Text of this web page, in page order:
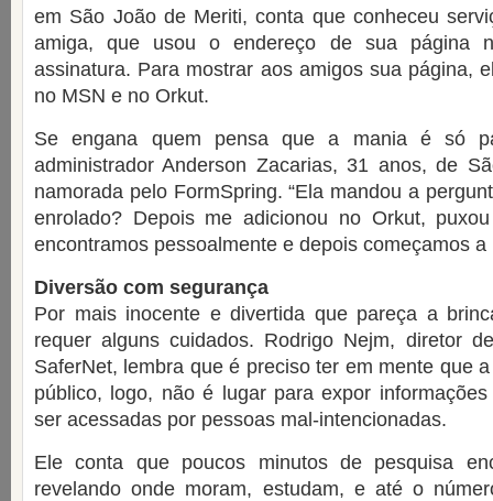
em São João de Meriti, conta que conheceu
amiga, que usou o endereço de sua página
assinatura. Para mostrar aos amigos sua página,
no MSN e no Orkut.
Se engana quem pensa que a mania é só
administrador Anderson Zacarias, 31 anos, de
namorada pelo FormSpring. “Ela mandou a
enrolado? Depois me adicionou no Orkut,
encontramos pessoalmente e depois começamos a
Diversão com segurança
Por mais inocente e divertida que pareça a
requer alguns cuidados. Rodrigo Nejm, diretor
SaferNet, lembra que é preciso ter em mente que
público, logo, não é lugar para expor
ser acessadas por pessoas mal-intencionadas.
Ele conta que poucos minutos de pesquisa
revelando onde moram, estudam, e até o